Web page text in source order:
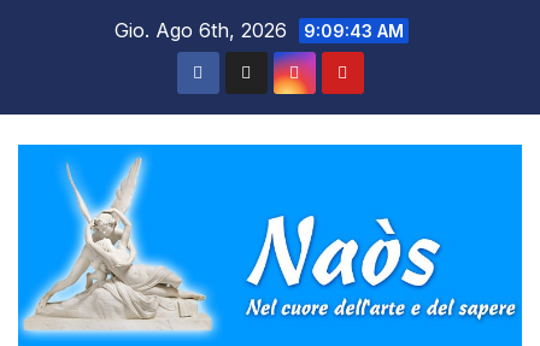
Gio. Ago 6th, 2026 9:09:44 AM